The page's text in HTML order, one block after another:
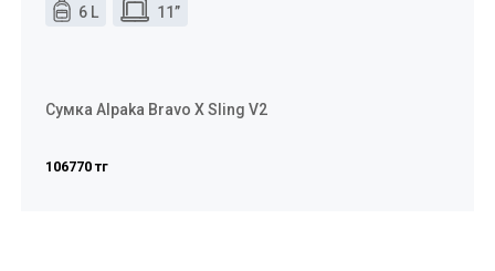
6 L 11”
Сумка Alpaka Bravo X Sling V2
106770 тг